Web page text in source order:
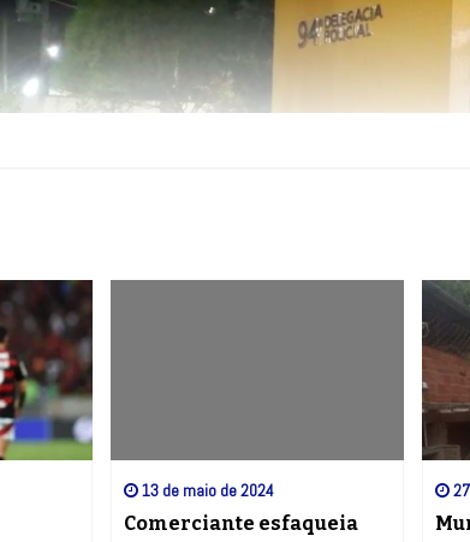
13 de maio de 2024
Comerciante esfaqueia
27